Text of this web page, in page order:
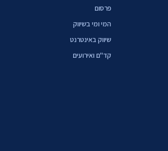
פרסום
המי ומי בשיווק
שיווק באינטרנט
קד"ם ואירועים